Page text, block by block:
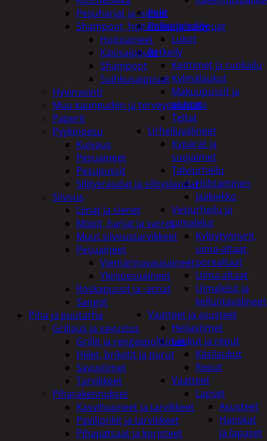
Pelit
Polkupyöräily
Lukot
Retkeily
Keittimet ja ruokailu
Kylmälaukut
Makuupussit ja
alustat
Teltat
Urheiluvälineet
Kypärät ja
suojaimet
Talviurheilu
Hiihtäminen
Jääkiekko
Vesiurheilu ja
uimalelut
Kylpytynnyrit,
uima-altaat,
porealtaat
Uima-altaat
Uimalelut ja
kelluntavälineet
Vaatteet ja asusteet
Heijastimet
Laukut ja reput
Käsilaukut
Reput
Vaatteet
Lapset
Asusteet
Hanskat
ja lapaset
Pesuharjat ja -sienet
Shampoot, hoitaineet ja saippuat
Hoitoaineet
Käsisaippuat
Shampoot
Suihkusaippuat
Hyvinvointi
Muu kauneuden ja terveydenhoito
Paperit
Pyykinpesu
Kuivaus
Pesuaineet
Pesupussit
Silitysraudat ja silityslaudat
Siivous
Liinat ja sienet
Mopit, harjat ja varret
Muut siivoustarvikkeet
Pesuaineet
Viemärinavausaineet
Yleispesuaineet
Roskapussit ja -astiat
Sangot
Piha ja puutarha
Grillaus ja savustus
Grillit ja rengaspolttimet
Hiilet, briketit ja purut
Savustimet
Tarvikkeet
Piharakennukset
Kasvihuoneet ja tarvikkeet
Paviljonkit ja tarvikkeet
Pihapatsaat ja koristeet